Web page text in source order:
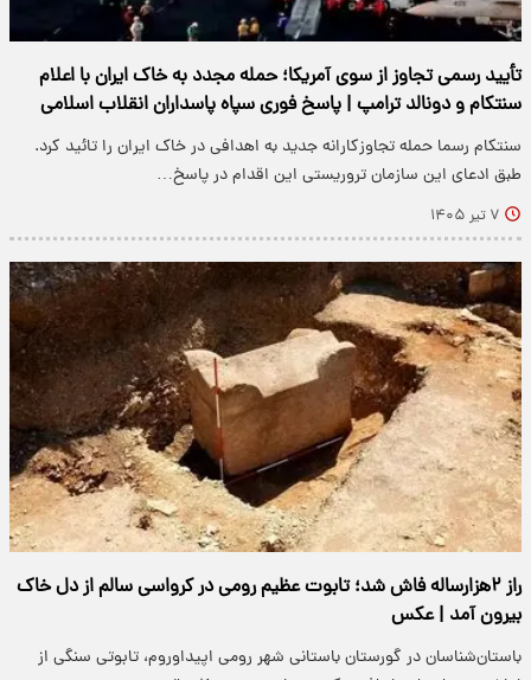
تأیید رسمی تجاوز از سوی آمریکا؛ حمله مجدد به خاک ایران با اعلام
سنتکام و دونالد ترامپ | پاسخ فوری سپاه پاسداران انقلاب اسلامی
سنتکام رسما حمله تجاوزکارانه جدید به اهدافی در خاک ایران را تائید کرد.
طبق ادعای این سازمان تروریستی این اقدام در پاسخ…
۷ تیر ۱۴۰۵
راز ۲هزارساله فاش شد؛ تابوت عظیم رومی در کرواسی سالم از دل خاک
بیرون آمد | عکس
باستان‌شناسان در گورستان باستانی شهر رومی اپیداوروم، تابوتی سنگی از